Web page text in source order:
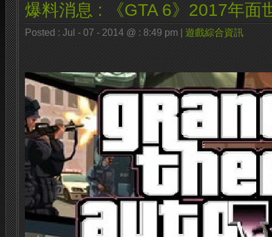
爆料消息 : 《GTA 6》2017年面
Posted : Jul - 07 - 2014 @ : 8:49 pm | 遊戲綜合資訊